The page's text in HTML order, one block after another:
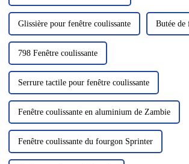
Glissière pour fenêtre coulissante Butée de
798 Fenêtre coulissante
Serrure tactile pour fenêtre coulissante
Fenêtre coulissante en aluminium de Zambie
Fenêtre coulissante du fourgon Sprinter